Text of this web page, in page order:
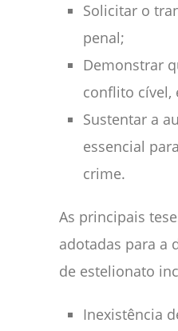
Solicitar o
penal;
Demonstrar
conflito cível,
Sustentar a
essencial
crime.
As principais
adotadas para a
de estelionato
Inexistência